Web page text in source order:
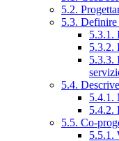
5.2.
5.3.
5.3.1.
5.3.2.
5.3.3.
5.4.
5.4.1.
5.4.2.
5.5. Co-
5.5.1.